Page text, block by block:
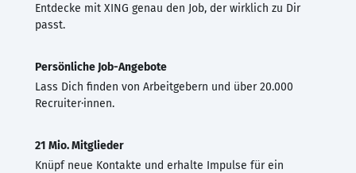
Entdecke mit XING genau den Job, der wirklich zu Dir
passt.
Persönliche Job-Angebote
Lass Dich finden von Arbeitgebern und über 20.000
Recruiter·innen.
21 Mio. Mitglieder
Knüpf neue Kontakte und erhalte Impulse für ein